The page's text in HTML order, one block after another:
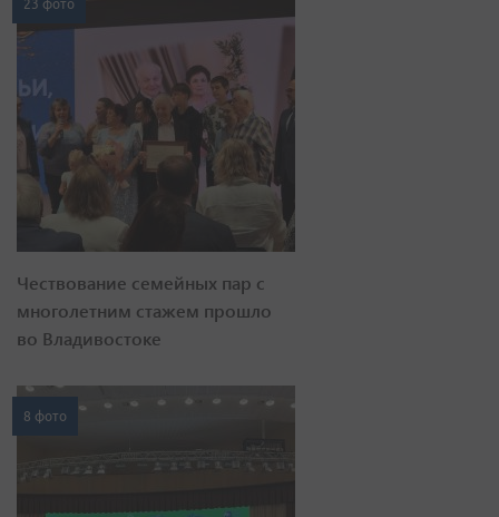
23 фото
Чествование семейных пар с
многолетним стажем прошло
во Владивостоке
8 фото